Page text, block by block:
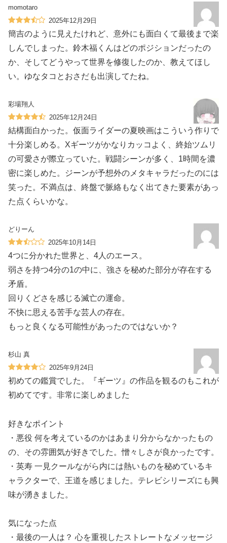
momotaro
2025年12月29日
簡吉のように見えたけれど、意外にも面白くて最後まで楽
しんでしまった。鈴木福くんはどのポジションだったの
か、そしてどうやって世界を修復したのか、教えてほし
い。ゆなタコとおさだも出演してたね。
彩場翔人
2025年12月24日
結構面白かった。仮面ライダーの夏映画はこういう作りで
十分楽しめる。Xギーツがかなりカッコよく、終始ツムリ
の可愛さが際立っていた。戦闘シーンが多く、1時間を濃
密に楽しめた。ジーンが予想外のメタキャラだったのには
笑った。不満点は、終盤で脈絡もなく出てきた要素があっ
た点くらいかな。
どりーん
2025年10月14日
4つに分かれた世界と、4人のエース。
弱さを持つ4分の1の中に、強さを秘めた部分が存在する
矛盾。
回りくどさを感じる滅亡の運命。
不快に思える苦手な芸人の存在。
もっと良くなる可能性があったのではないか？
杉山 真
2025年9月24日
初めての鑑賞でした。『ギーツ』の作品を観るのもこれが
初めてです。非常に楽しめました
好きなポイント
・悪役 何を考えているのかはあまり分からなかったもの
の、その雰囲気が好きでした。憎々しさが良かったです。
・英寿 一見クールながら内には熱いものを秘めているキ
ャラクターで、王道を感じました。テレビシリーズにも興
味が湧きました。
気になった点
・最後の一人は？ 心を重視したストレートなメッセージ